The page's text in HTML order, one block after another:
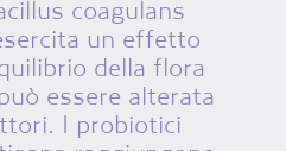
coagulans
un effetto
della flora
essere alterata
I probiotici